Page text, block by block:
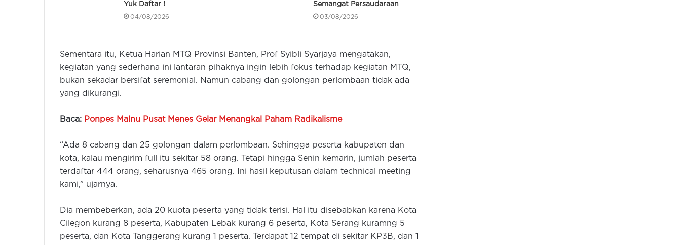
Yuk Daftar !
04/08/2026
Semangat Persaudaraan
03/08/2026
Sementara itu, Ketua Harian MTQ Provinsi Banten, Prof Syibli Syarjaya mengatakan,
kegiatan yang sederhana ini lantaran pihaknya ingin lebih fokus terhadap kegiatan MTQ,
bukan sekadar bersifat seremonial. Namun cabang dan golongan perlombaan tidak ada
yang dikurangi.
Baca: Ponpes Malnu Pusat Menes Gelar Menangkal Paham Radikalisme
“Ada 8 cabang dan 25 golongan dalam perlombaan. Sehingga peserta kabupaten dan
kota, kalau mengirim full itu sekitar 58 orang. Tetapi hingga Senin kemarin, jumlah peserta
terdaftar 444 orang, seharusnya 465 orang. Ini hasil keputusan dalam technical meeting
kami,” ujarnya.
Dia membeberkan, ada 20 kuota peserta yang tidak terisi. Hal itu disebabkan karena Kota
Cilegon kurang 8 peserta, Kabupaten Lebak kurang 6 peserta, Kota Serang kuramng 5
peserta, dan Kota Tanggerang kurang 1 peserta. Terdapat 12 tempat di sekitar KP3B, dan 1